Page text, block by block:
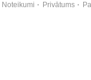
Noteikumi Privātums